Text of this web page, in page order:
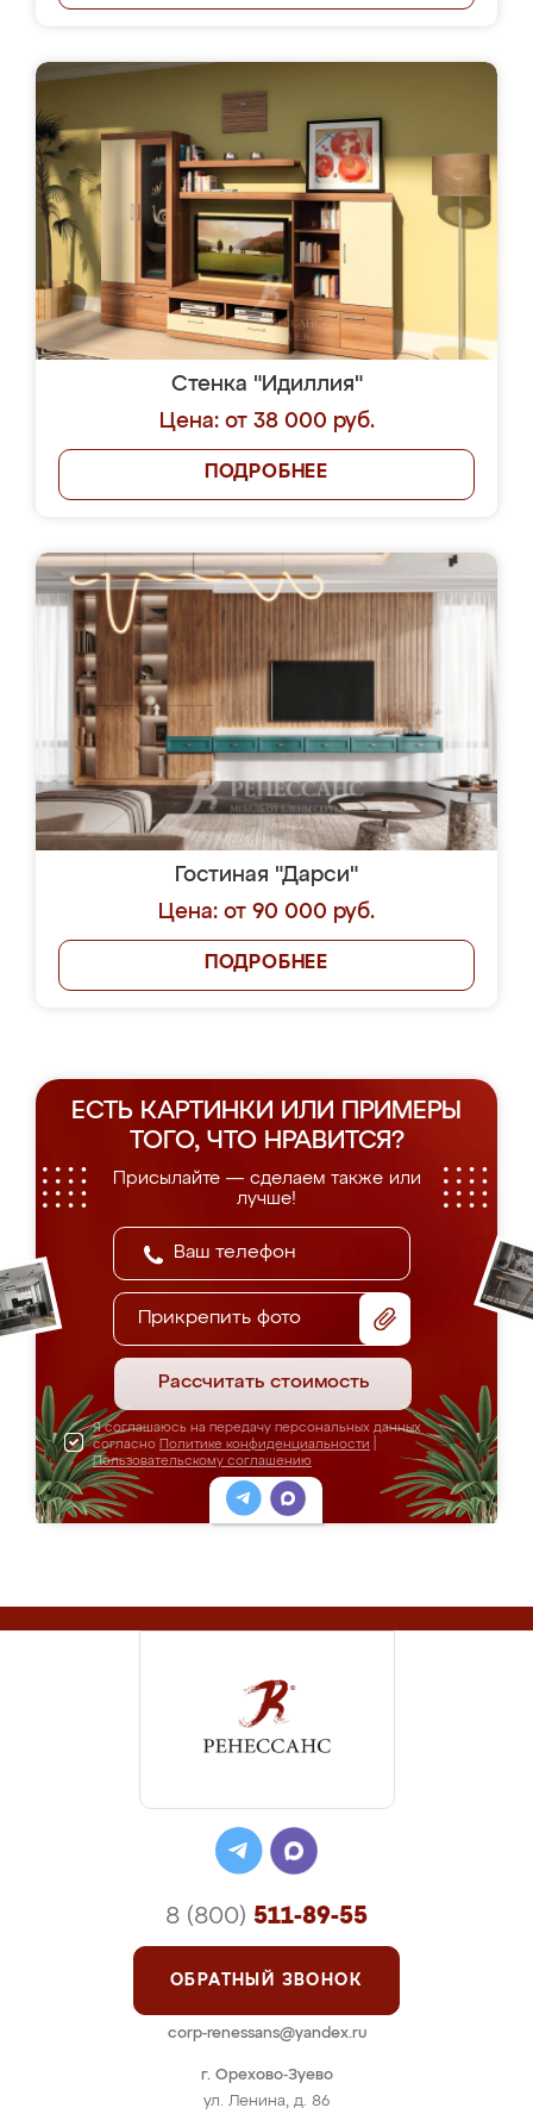
Стенка "Идиллия"
Цена: от 38 000 руб.
ПОДРОБНЕЕ
Гостиная "Дарси"
Цена: от 90 000 руб.
ПОДРОБНЕЕ
ЕСТЬ КАРТИНКИ ИЛИ ПРИМЕРЫ
ТОГО, ЧТО НРАВИТСЯ?
Присылайте — сделаем также или
лучше!
Прикрепить фото
Рассчитать стоимость
Я соглашаюсь на передачу персональных данных
согласно Политике конфиденциальности
Пользовательскому соглашению
г. Орехово-Зуево
ул. Ленина, д. 86
8 (800) 511-89-55
ОБРАТНЫЙ ЗВОНОК
corp-renessans@yandex.ru